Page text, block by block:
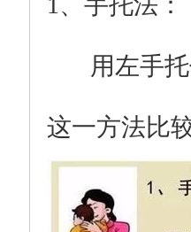
用左手托
这一方法比